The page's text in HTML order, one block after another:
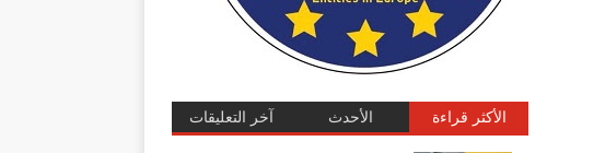
الأكثر قراءة الأحدث آخر التعليقات